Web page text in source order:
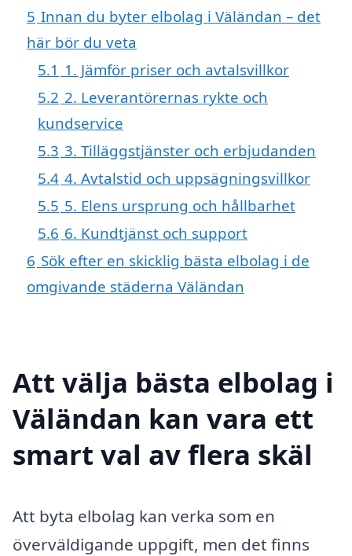
5 Innan du byter elbolag i Väländan – det
här bör du veta
5.1 1. Jämför priser och avtalsvillkor
5.2 2. Leverantörernas rykte och
kundservice
5.3 3. Tilläggstjänster och erbjudanden
5.4 4. Avtalstid och uppsägningsvillkor
5.5 5. Elens ursprung och hållbarhet
5.6 6. Kundtjänst och support
6 Sök efter en skicklig bästa elbolag i de
omgivande städerna Väländan
Att välja bästa elbolag i
Väländan kan vara ett
smart val av flera skäl
Att byta elbolag kan verka som en
överväldigande uppgift, men det finns